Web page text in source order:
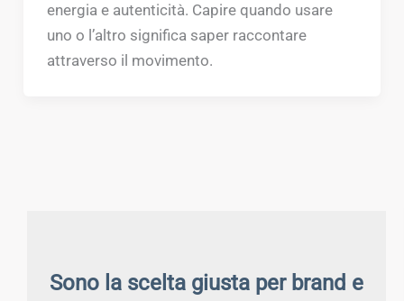
energia e autenticità. Capire quando usare
uno o l’altro significa saper raccontare
attraverso il movimento.
Sono la scelta giusta per brand e